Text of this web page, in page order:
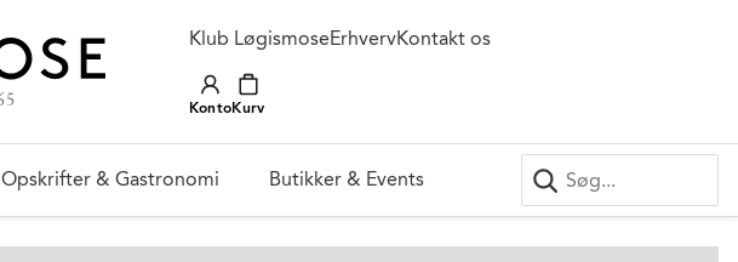
Klub LøgismoseErhvervKontakt os
KontoKurv
Opskrifter & Gastronomi Butikker & Events